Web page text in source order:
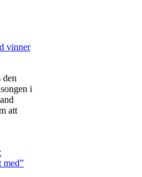
vinner
den
i
att
med”